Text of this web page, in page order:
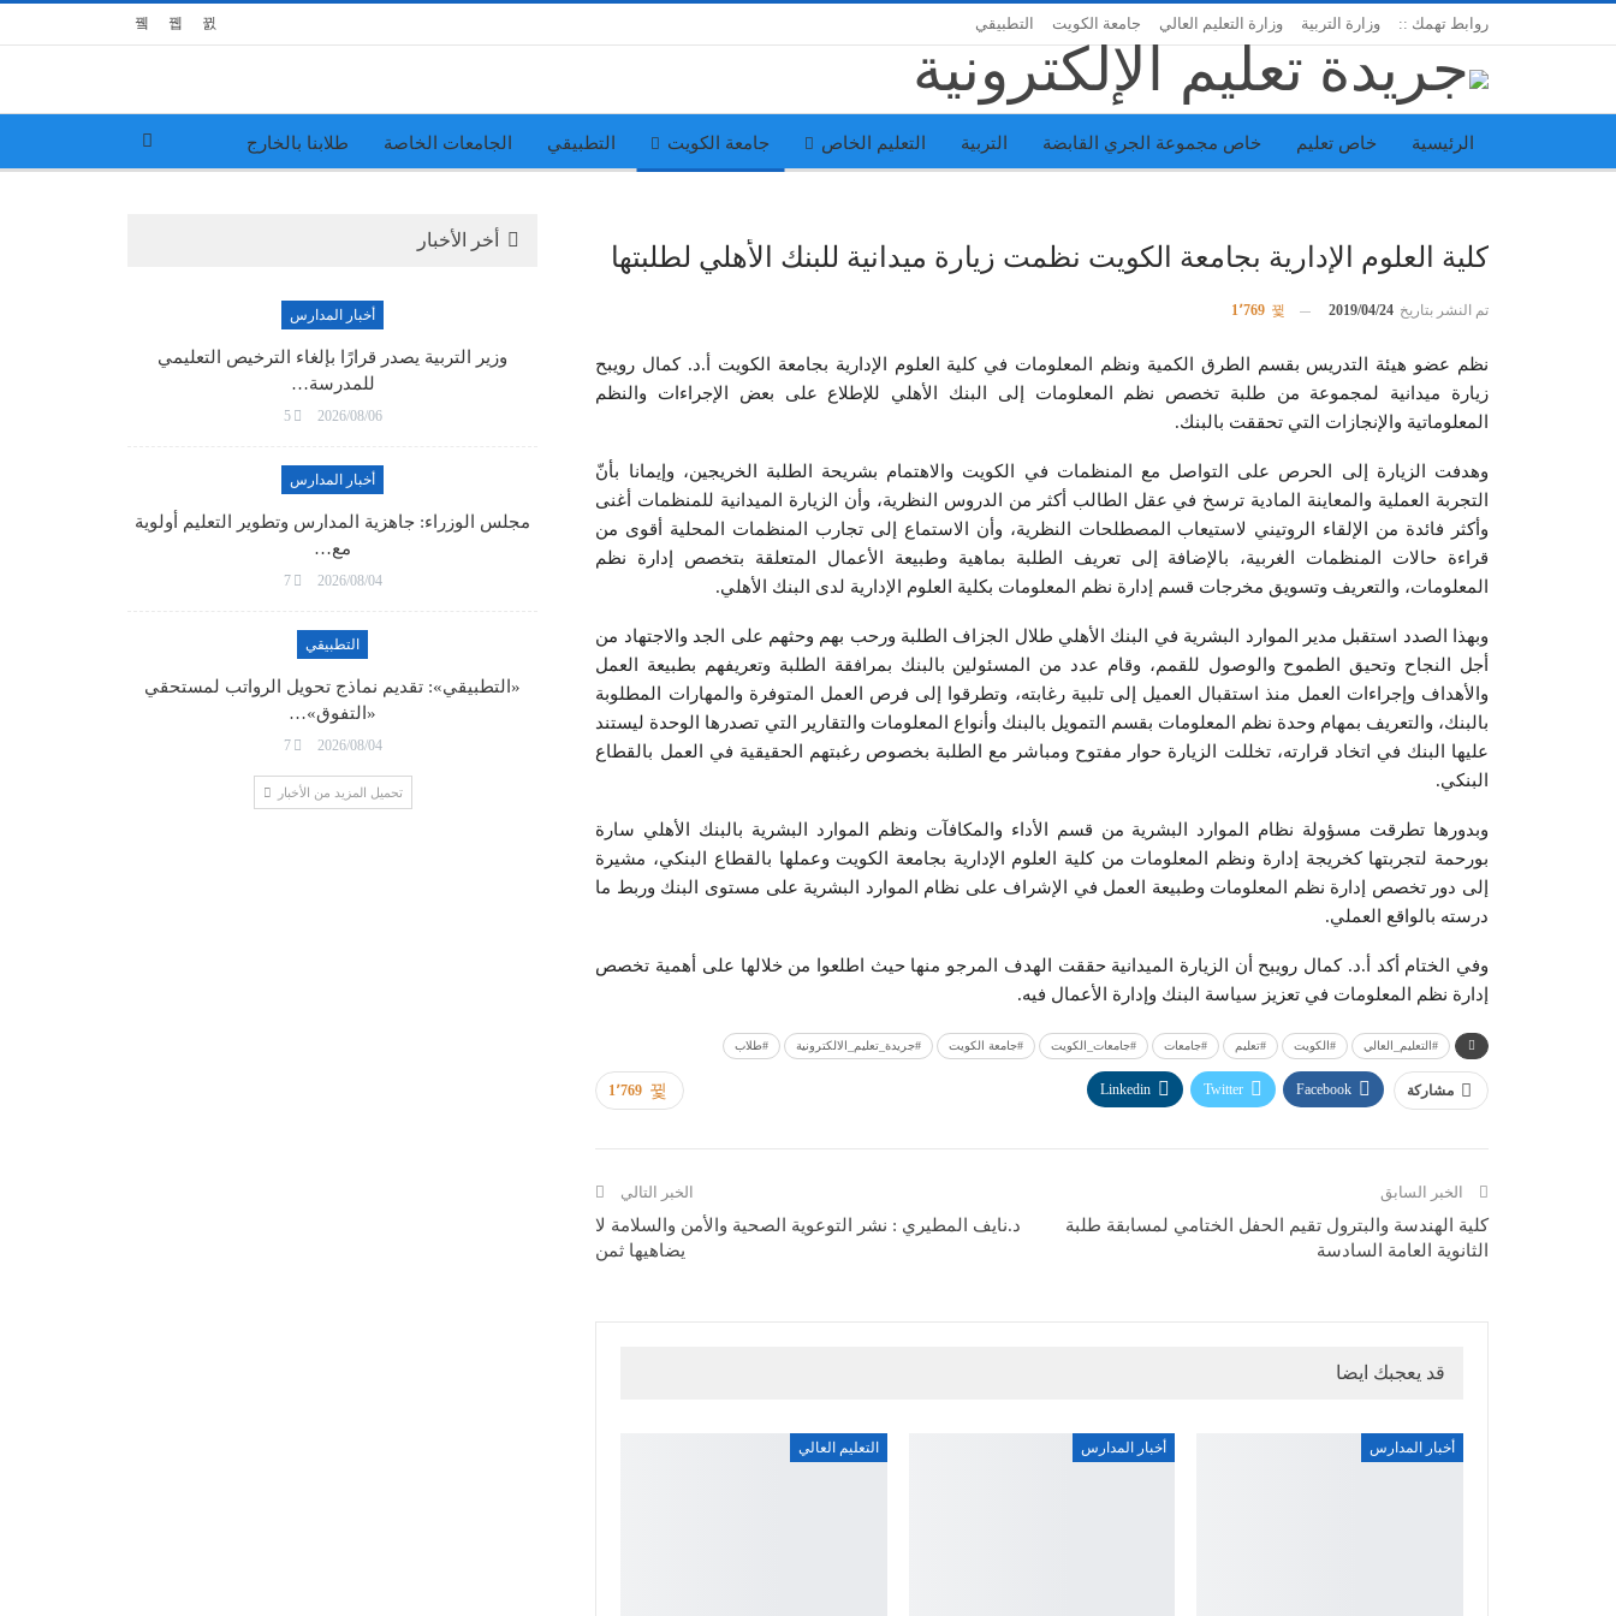
روابط تهمك :: وزارة التربية وزارة التعليم العالي جامعة الكويت التطبيقي
الرئيسية خاص تعليم خاص مجموعة الجري القابضة التربية التعليم الخاص جامعة الكويت التطبيقي الجامعات الخاصة طلابنا بالخارج
كلية العلوم الإدارية بجامعة الكويت نظمت زيارة ميدانية للبنك الأهلي لطلبتها
تم النشر بتاريخ 2019/04/24
نظم عضو هيئة التدريس بقسم الطرق الكمية ونظم المعلومات في كلية العلوم الإدارية بجامعة الكويت أ.د. كمال رويبح
زيارة ميدانية لمجموعة من طلبة تخصص نظم المعلومات إلى البنك الأهلي للإطلاع على بعض الإجراءات والنظم
المعلوماتية والإنجازات التي تحققت بالبنك.
وهدفت الزيارة إلى الحرص على التواصل مع المنظمات في الكويت والاهتمام بشريحة الطلبة الخريجين، وإيمانا بأنّ
التجربة العملية والمعاينة المادية ترسخ في عقل الطالب أكثر من الدروس النظرية، وأن الزيارة الميدانية للمنظمات أغنى
وأكثر فائدة من الإلقاء الروتيني لاستيعاب المصطلحات النظرية، وأن الاستماع إلى تجارب المنظمات المحلية أقوى من
قراءة حالات المنظمات الغربية، بالإضافة إلى تعريف الطلبة بماهية وطبيعة الأعمال المتعلقة بتخصص إدارة نظم
المعلومات، والتعريف وتسويق مخرجات قسم إدارة نظم المعلومات بكلية العلوم الإدارية لدى البنك الأهلي.
وبهذا الصدد استقبل مدير الموارد البشرية في البنك الأهلي طلال الجزاف الطلبة ورحب بهم وحثهم على الجد والاجتهاد من
أجل النجاح وتحيق الطموح والوصول للقمم، وقام عدد من المسئولين بالبنك بمرافقة الطلبة وتعريفهم بطبيعة العمل
والأهداف وإجراءات العمل منذ استقبال العميل إلى تلبية رغابته، وتطرقوا إلى فرص العمل المتوفرة والمهارات المطلوبة
بالبنك، والتعريف بمهام وحدة نظم المعلومات بقسم التمويل بالبنك وأنواع المعلومات والتقارير التي تصدرها الوحدة ليستند
عليها البنك في اتخاد قرارته، تخللت الزيارة حوار مفتوح ومباشر مع الطلبة بخصوص رغبتهم الحقيقية في العمل بالقطاع
البنكي.
وبدورها تطرقت مسؤولة نظام الموارد البشرية من قسم الأداء والمكافآت ونظم الموارد البشرية بالبنك الأهلي سارة
بورحمة لتجربتها كخريجة إدارة ونظم المعلومات من كلية العلوم الإدارية بجامعة الكويت وعملها بالقطاع البنكي، مشيرة
إلى دور تخصص إدارة نظم المعلومات وطبيعة العمل في الإشراف على نظام الموارد البشرية على مستوى البنك وربط ما
درسته بالواقع العملي.
وفي الختام أكد أ.د. كمال رويبح أن الزيارة الميدانية حققت الهدف المرجو منها حيث اطلعوا من خلالها على أهمية تخصص
إدارة نظم المعلومات في تعزيز سياسة البنك وإدارة الأعمال فيه.
#التعليم_العالي #الكويت #تعليم #جامعات #جامعات_الكويت #جامعة الكويت #جريدة_تعليم_الالكترونية #طلاب
1٬769 مشاركة Facebook
Twitter
Linkedin
الخبر السابق
كلية الهندسة والبترول تقيم الحفل الختامي لمسابقة طلبة
الثانوية العامة السادسة
الخبر التالي
د.نايف المطيري : نشر التوعوية الصحية والأمن والسلامة لا
يضاهيها ثمن
قد يعجبك ايضا
أخبار المدارس أخبار المدارس التعليم العالي
أخر الأخبار
أخبار المدارس
وزير التربية يصدر قرارًا بإلغاء الترخيص التعليمي
للمدرسة…
2026/08/06
5
أخبار المدارس
مجلس الوزراء: جاهزية المدارس وتطوير التعليم أولوية
مع…
2026/08/04
7
التطبيقي
«التطبيقي»: تقديم نماذج تحويل الرواتب لمستحقي
«التفوق»…
2026/08/04
7
تحميل المزيد من الأخبار